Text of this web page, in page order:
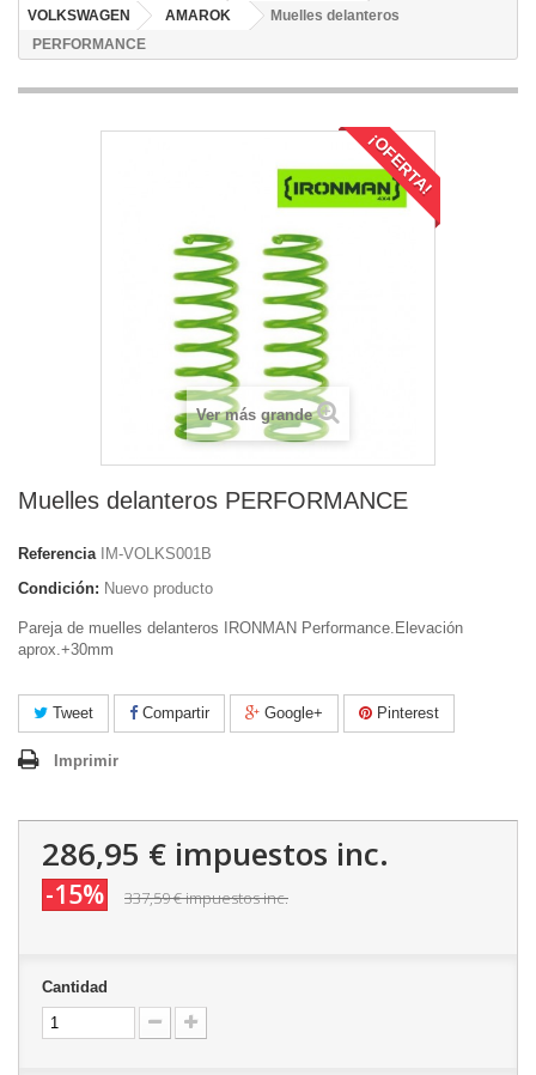
VOLKSWAGEN
AMAROK
Muelles delanteros
PERFORMANCE
¡OFERTA!
Ver más grande
Muelles delanteros PERFORMANCE
Referencia
IM-VOLKS001B
Condición: Nuevo producto
Pareja de muelles delanteros IRONMAN Performance.Elevación
aprox.+30mm
Tweet Compartir Google+ Pinterest
Imprimir
286,95 € impuestos inc.
-15% 337,59 €impuestos inc.
Cantidad